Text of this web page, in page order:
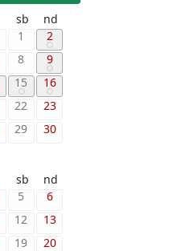
sb
nd
1
2
8
9
15
16
22
23
29 30
sb
nd
5
6
12
13
19
20